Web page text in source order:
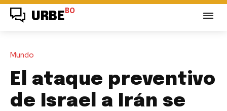
URBE BO
Mundo
El ataque preventivo
de Israel a Irán se